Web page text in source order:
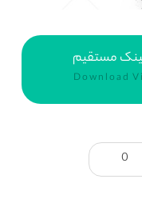
لینک مستقیم
Download
0